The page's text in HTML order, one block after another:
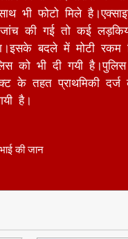
बदले में मोटी रकम
को भी दी गयी
के तहत प्राथमिकी
है।
की जान